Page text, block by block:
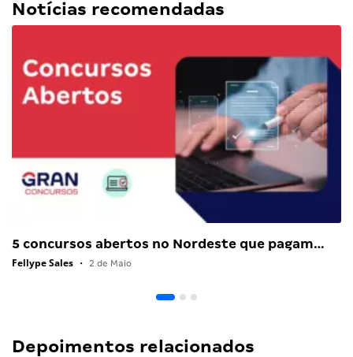
Notícias recomendadas
5 concursos abertos no Nordeste que pagam…
Fellype Sales • 2 de Maio
Depoimentos relacionados